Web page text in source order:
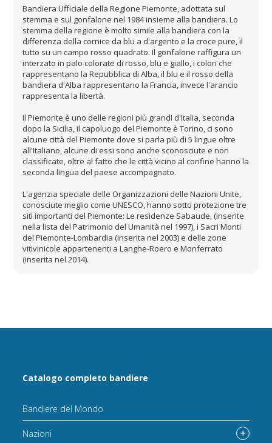
Bandiera Ufficiale della Regione Piemonte, adottata sul
stemma e sul gonfalone nel 1984 insieme alla bandiera. Lo
stemma della regione è molto simile alla bandiera con la
differenza della cornice da blu a d'argento e la croce pure, il
tutto su un campo rosso quadrato. Il gonfalone raffigura un
interzato in palo colorate di rosso, blu e giallo, i colori che
rappresentano la Repubblica di Alba, il blu e il rosso della
bandiera d'Alba rappresentano la Francia, invece l'arancio
rappresenta la libertà.
Il Piemonte è uno delle regioni più grandi d'Italia, seconda
dopo la Sicilia, il capoluogo del Piemonte è Torino, ci sono
alcune città del Piemonte dove si parla più di 5 lingue oltre
all'Italiano, alcune di essi sono anche sconosciute e non
classificate, oltre al fatto che le città vicino al confine hanno la
seconda lingua del paese accompagnato.
L'agenzia speciale delle Organizzazioni delle Nazioni Unite,
conosciute meglio come UNESCO, hanno sotto protezione tre
siti importanti del Piemonte: Le residenze Sabaude, (inserite
nella lista del Patrimonio del Umanità nel 1997), i Sacri Monti
del Piemonte-Lombardia (inserita nel 2003) e delle zone
vitivinicole appartenenti a Langhe-Roero e Monferrato
(inserita nel 2014).
Catalogo completo bandiere
Bandiere del Mondo
Nazioni